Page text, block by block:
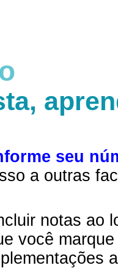
seu
a outras
notas ao
você